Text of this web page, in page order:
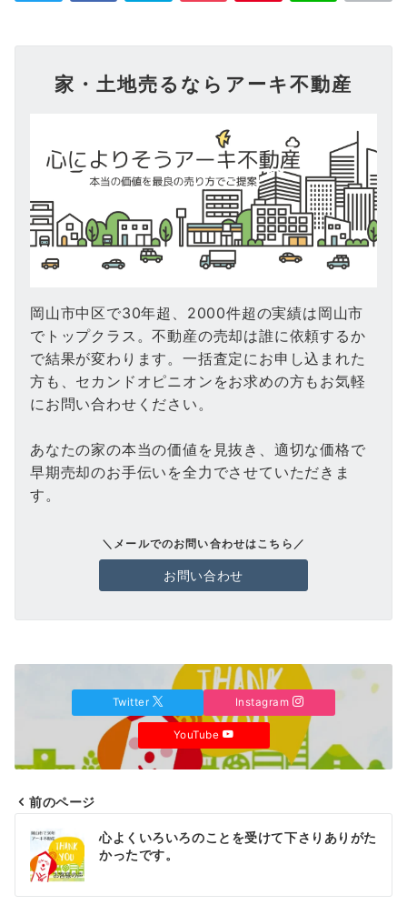
家・土地売るならアーキ不動産
岡山市中区で30年超、2000件超の実績は岡山市
でトップクラス。不動産の売却は誰に依頼するか
で結果が変わります。一括査定にお申し込まれた
方も、セカンドオピニオンをお求めの方もお気軽
にお問い合わせください。
あなたの家の本当の価値を見抜き、適切な価格で
早期売却のお手伝いを全力でさせていただきま
す。
＼メールでのお問い合わせはこちら／
お問い合わせ
Twitter Instagram
YouTube
投
稿
ナ
前のページ
心よくいろいろのことを受けて下さりありがた
かったです。